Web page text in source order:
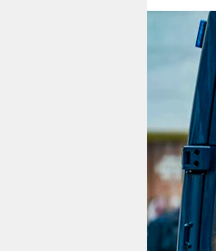
nord
verlag
verlag
shop
fragen